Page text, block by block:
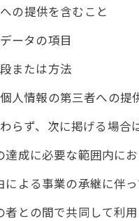
の提供を含むこと
ータの項目
または方法
人情報の第三者への提
らず、次に掲げる場合
達成に必要な範囲内に
による事業の承継に伴
者との間で共同して利